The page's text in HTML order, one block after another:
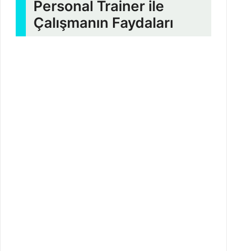
Personal Trainer ile
Çalışmanın Faydaları